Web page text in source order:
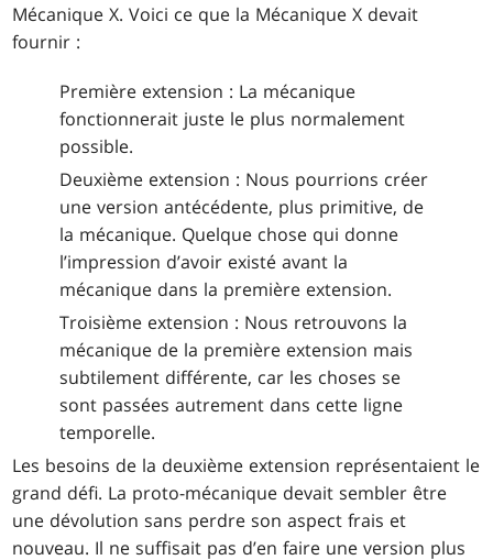
Mécanique X. Voici ce que la Mécanique X devait
fournir :
Première extension : La mécanique
fonctionnerait juste le plus normalement
possible.
Deuxième extension : Nous pourrions créer
une version antécédente, plus primitive, de
la mécanique. Quelque chose qui donne
l’impression d’avoir existé avant la
mécanique dans la première extension.
Troisième extension : Nous retrouvons la
mécanique de la première extension mais
subtilement différente, car les choses se
sont passées autrement dans cette ligne
temporelle.
Les besoins de la deuxième extension représentaient le
grand défi. La proto-mécanique devait sembler être
une dévolution sans perdre son aspect frais et
nouveau. Il ne suffisait pas d’en faire une version plus